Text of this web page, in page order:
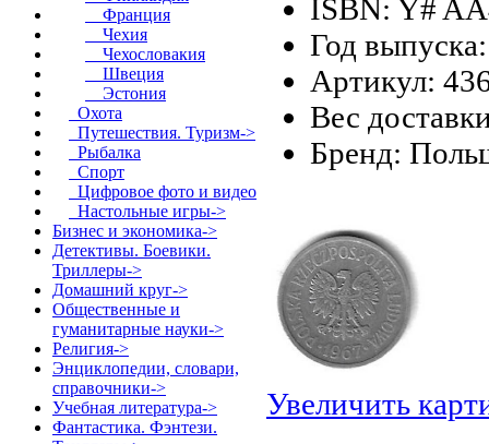
Франция
Чехия
Чехословакия
Швеция
Эстония
Охота
Путешествия. Туризм->
Рыбалка
Спорт
Цифровое фото и видео
Настольные игры->
Бизнес и экономика->
Детективы. Боевики.
Триллеры->
Домашний круг->
Общественные и
гуманитарные науки->
Религия->
Энциклопедии, словари,
справочники->
Учебная литература->
Фантастика. Фэнтези.
ISBN: Y#
Год
Артикул:
Вес
Бренд:
Увеличить